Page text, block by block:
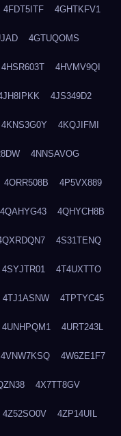
4FDT5ITF 4GHTKFV1
4GTUQOMS
4HSR603T 4HVMV9QI
4JS349D2
4KNS3G0Y 4KQJIFMI
4NNSAVOG
4ORR508B 4P5VX889
4QAHYG43 4QHYCH8B
4S31TENQ
4SYJTR01 4T4UXTTO
4TJ1ASNW 4TPTYC45
4UNHPQM1 4URT243L
4VNW7KSQ 4W6ZE1F7
4X7TT8GV
4Z52SO0V 4ZP14UIL